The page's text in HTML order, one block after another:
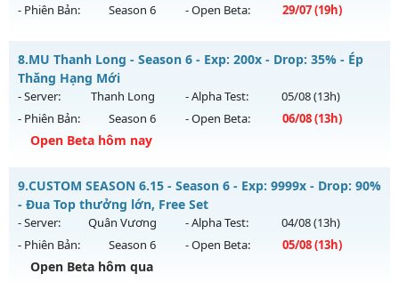
Exp: 9999x - Drop: 20%
Thể loại: Mu Nguyên bản Webzen
Antihack: XShield
- Phiên Bản: Season 6 - Open Beta: 29/07(19h)
MU HỎA LONG 6.9.1 - 🌍 Website: https://muhoalong.pro
Mu mới ra tháng 07 2026 - Mở máy chủ
https://facebook.com/muhoalongvào 19h ngày
29/07/2626
Exp: 9999x - Drop: 20%
Thể loại: Mu Nguyên bản Webzen
Antihack: Xshiel
8.MU Thanh Long - Season 6 - Exp: 200x - Drop: 35% - Ép
Thăng Hạng Mới
- Server: Thanh Long - Alpha Test: 05/08(13h)
- Phiên Bản:
Season 6 - Open Beta: 06/08(13h)
Open Beta hôm nay
Mu mới ra tháng 08 2026 - Mở máy chủ
13h ngày 06/08/2626
Exp: 200x - Drop: 35%
Kiểu reset: Reset In Game
9.CUSTOM SEASON 6.15 - Season 6 - Exp: 9999x - Drop: 90%
- Đua Top thưởng lớn, Free Set
- Server: Quân Vương - Alpha Test: 04/08(13h)
- Phiên Bản:
Season 6 - Open Beta: 05/08(13h)
Open Beta hôm qua